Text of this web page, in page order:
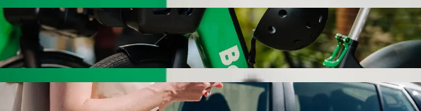
Suites sihtkohta Jaba Primary Health Centre